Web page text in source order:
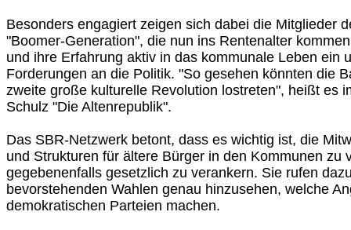
Besonders engagiert zeigen sich dabei die Mitglieder
"Boomer-Generation", die nun ins Rentenalter
und ihre Erfahrung aktiv in das kommunale Leben ein
Forderungen an die Politik. "So gesehen könnten die
zweite große kulturelle Revolution lostreten", heißt es
Schulz "Die Altenrepublik".
Das SBR-Netzwerk betont, dass es wichtig ist, die
und Strukturen für ältere Bürger in den Kommunen zu
gegebenenfalls gesetzlich zu verankern. Sie rufen
bevorstehenden Wahlen genau hinzusehen, welche
demokratischen Parteien machen.